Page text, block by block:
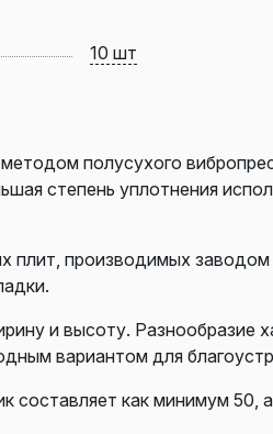
10 шт
полусухого
степень уплотнения
производимых
и высоту. Разнообразие
вариантом для
как минимум 50,